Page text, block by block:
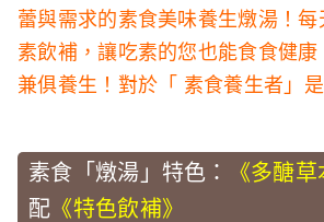
蕾與需求的素食美味養生燉湯！
素飲補，讓吃素的您也能食食健
兼俱養生！對於「 素食養生者」
素食「燉湯」特色： 《多醣
配 《特色飲補》